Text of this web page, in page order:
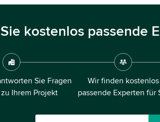
kostenlos passende
Sie Fragen
zu Ihrem Projekt
Wir finden kostenlos
passende Experten für